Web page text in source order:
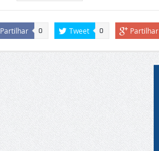
Partilhar 0 Tweet 0 Partilhar